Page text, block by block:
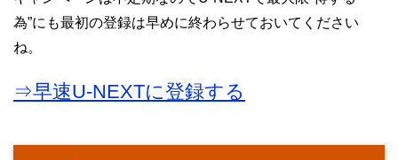
為”にも最初の登録は早めに終わらせておいてください
ね。
⇒早速U-NEXTに登録する